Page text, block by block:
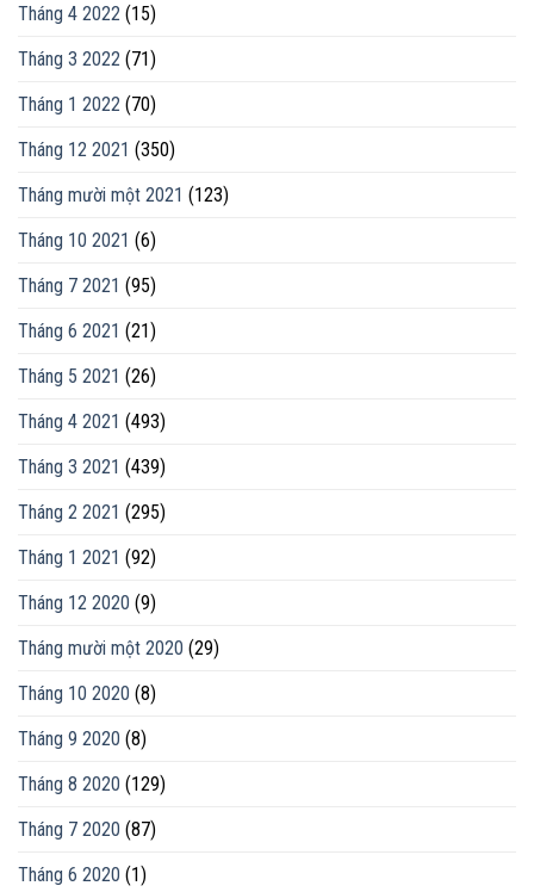
Tháng 4 2022 (15)
Tháng 3 2022 (71)
Tháng 1 2022 (70)
Tháng 12 2021 (350)
Tháng mười một 2021 (123)
Tháng 10 2021 (6)
Tháng 7 2021 (95)
Tháng 6 2021 (21)
Tháng 5 2021 (26)
Tháng 4 2021 (493)
Tháng 3 2021 (439)
Tháng 2 2021 (295)
Tháng 1 2021 (92)
Tháng 12 2020 (9)
Tháng mười một 2020 (29)
Tháng 10 2020 (8)
Tháng 9 2020 (8)
Tháng 8 2020 (129)
Tháng 7 2020 (87)
Tháng 6 2020 (1)